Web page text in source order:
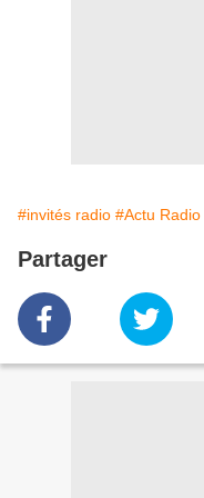
#invités radio #Actu Radio
Partager